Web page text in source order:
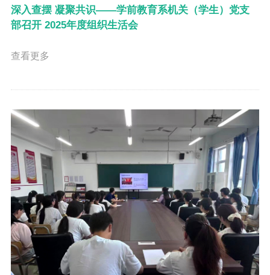
深入查摆 凝聚共识——学前教育系机关（学生）党支
部召开 2025年度组织生活会
查看更多